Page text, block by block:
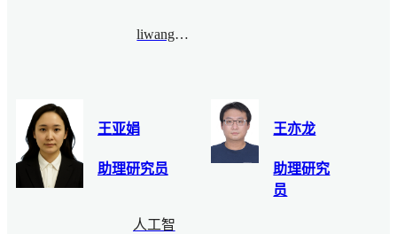
liwang@bimsa.cn
王亚娟
助理研究员
人工智
王亦龙
助理研究
员